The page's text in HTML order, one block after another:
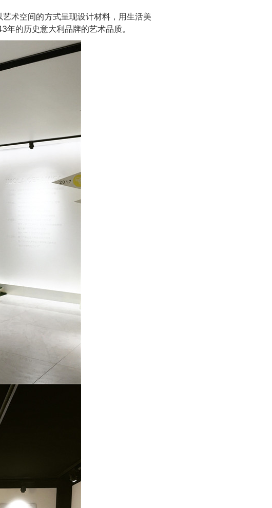
术空间的方式呈现设计材料，用生活美
的历史意大利品牌的艺术品质。